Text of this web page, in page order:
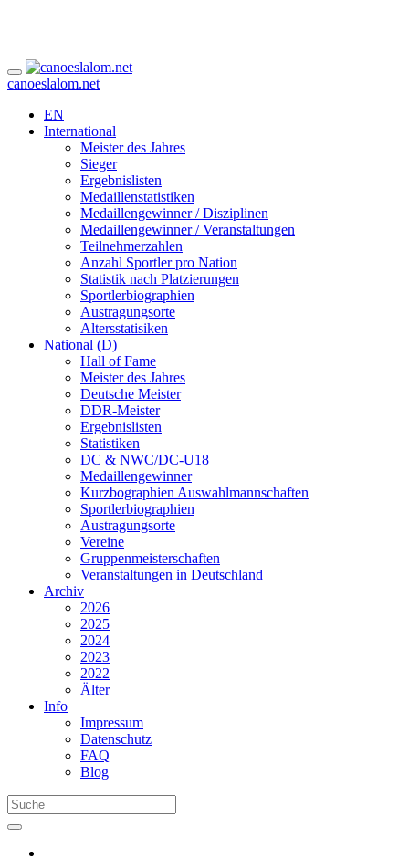
canoeslalom.net
EN
International
Meister des Jahres
Sieger
Ergebnislisten
Medaillenstatistiken
Medaillengewinner / Disziplinen
Medaillengewinner / Veranstaltungen
Teilnehmerzahlen
Anzahl Sportler pro Nation
Statistik nach Platzierungen
Sportlerbiographien
Austragungsorte
Altersstatisiken
National (D)
Hall of Fame
Meister des Jahres
Deutsche Meister
DDR-Meister
Ergebnislisten
Statistiken
DC & NWC/DC-U18
Medaillengewinner
Kurzbographien Auswahlmannschaften
Sportlerbiographien
Austragungsorte
Vereine
Gruppenmeisterschaften
Veranstaltungen in Deutschland
Archiv
2026
2025
2024
2023
2022
Älter
Info
Impressum
Datenschutz
FAQ
Blog